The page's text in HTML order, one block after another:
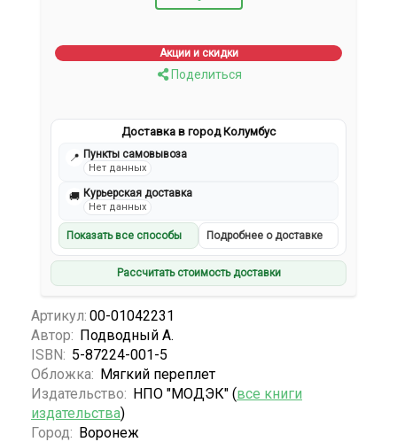
Акции и скидки
Поделиться
Доставка в город Колумбус
📍 Пункты самовывоза
Нет данных
🚚 Курьерская доставка
Нет данных
Показать все способы Подробнее о доставке
Рассчитать стоимость доставки
Артикул: 00-01042231
Автор: Подводный А.
ISBN: 5-87224-001-5
Обложка: Мягкий переплет
Издательство: НПО "МОДЭК" (все книги
издательства)
Город: Воронеж